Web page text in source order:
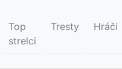
Top
strelci
Tresty Hráči